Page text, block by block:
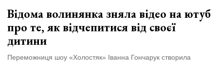
Відома волинянка зняла відео на ютуб
про те, як відчепитися від своєї
дитини
Переможниця шоу «Холостяк» Іванна Гончарук створила